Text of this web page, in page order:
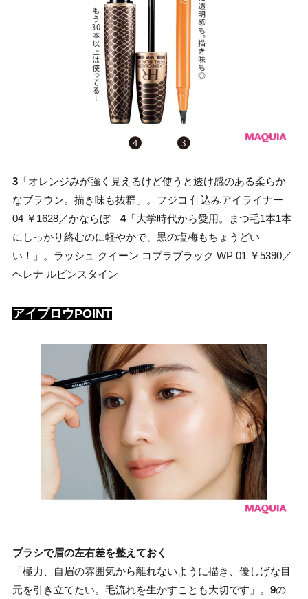
3 「オレンジみが強く見えるけど使うと透け感のある柔らか
なブラウン。描き味も抜群」。フジコ 仕込みアイライナー
04 ￥1628／かならぼ 4「大学時代から愛用。まつ毛1本1本
にしっかり絡むのに軽やかで、黒の塩梅もちょうどい
い！」。ラッシュ クイーン コブラブラック WP 01 ￥5390／
ヘレナ ルビンスタイン
アイブロウPOINT
ブラシで眉の左右差を整えておく
「極力、自眉の雰囲気から離れないように描き、優しげな目
元を引き立てたい。毛流れを生かすことも大切です」。 9の